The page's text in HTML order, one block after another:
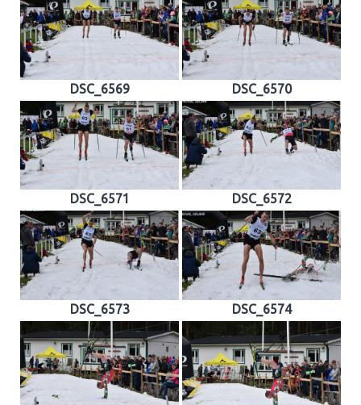
DSC_6569 DSC_6570
DSC_6571 DSC_6572
DSC_6573 DSC_6574